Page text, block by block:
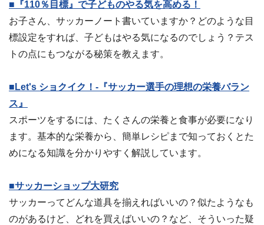
■『110％目標』で子どものやる気を高める！
お子さん、サッカーノート書いていますか？どのような目
標設定をすれば、子どもはやる気になるのでしょう？テス
トの点にもつながる秘策を教えます。
■Let's ショクイク！-『サッカー選手の理想の栄養バラン
ス』
スポーツをするには、たくさんの栄養と食事が必要になり
ます。基本的な栄養から、簡単レシピまで知っておくとた
めになる知識を分かりやすく解説しています。
■サッカーショップ大研究
サッカーってどんな道具を揃えればいいの？似たようなも
のがあるけど、どれを買えばいいの？など、そういった疑